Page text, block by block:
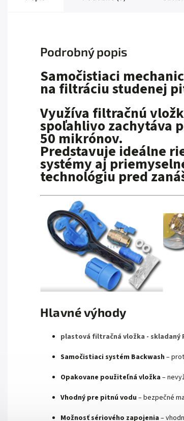
Podrobný popis
Samočistiaci
na filtráciu studenej
Využíva filtračnú
spoľahlivo zachytáva
50 mikrónov.
Predstavuje ideálne
systémy aj
technológiu pred
Hlavné výhody
plastová filtračná vložka - skladaný
Samočistiaci systém Backwash –
Opakovane použiteľná vložka –
Vhodný pre pitnú vodu – bezpečné
Možnosť sériového zapojenia –